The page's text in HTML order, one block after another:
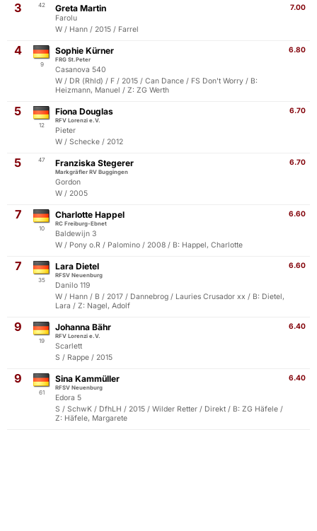
3 42 7.00
Greta Martin
Farolu
W / Hann / 2015 / Farrel
4
9
6.80
Sophie Kürner
FRG St.Peter
Casanova 540
W / DR (Rhld) / F / 2015 / Can Dance / FS Don't Worry / B:
Heizmann, Manuel / Z: ZG Werth
5
12
6.70
Fiona Douglas
RFV Lorenzi e.V.
Pieter
W / Schecke / 2012
5 47 6.70
Franziska Stegerer
Markgräfler RV Buggingen
Gordon
W / 2005
7
10
6.60
Charlotte Happel
RC Freiburg-Ebnet
Baldewijn 3
W / Pony o.R / Palomino / 2008 / B: Happel, Charlotte
7
35
6.60
Lara Dietel
RFSV Neuenburg
Danilo 119
W / Hann / B / 2017 / Dannebrog / Lauries Crusador xx / B: Dietel,
Lara / Z: Nagel, Adolf
9
19
6.40
Johanna Bähr
RFV Lorenzi e.V.
Scarlett
S / Rappe / 2015
9
61
6.40
Sina Kammüller
RFSV Neuenburg
Edora 5
S / SchwK / DfhLH / 2015 / Wilder Retter / Direkt / B: ZG Häfele /
Z: Häfele, Margarete